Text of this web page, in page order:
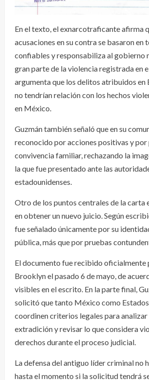
En el texto, el exnarcotraficante afirma
acusaciones en su contra se basaron en
confiables y responsabiliza al gobierno
gran parte de la violencia registrada en
argumenta que los delitos atribuidos en
no tendrían relación con los hechos
en México.
Guzmán también señaló que en su
reconocido por acciones positivas y
convivencia familiar, rechazando la
la que fue presentado ante las
estadounidenses.
Otro de los puntos centrales de la carta
en obtener un nuevo juicio. Según
fue señalado únicamente por su
pública, más que por pruebas
El documento fue recibido oficialmente
Brooklyn el pasado 6 de mayo, de
visibles en el escrito. En la parte final,
solicitó que tanto México como
coordinen criterios legales para
extradición y revisar lo que considera
derechos durante el proceso judicial.
La defensa del antiguo líder criminal no
hasta el momento si la solicitud tendrá